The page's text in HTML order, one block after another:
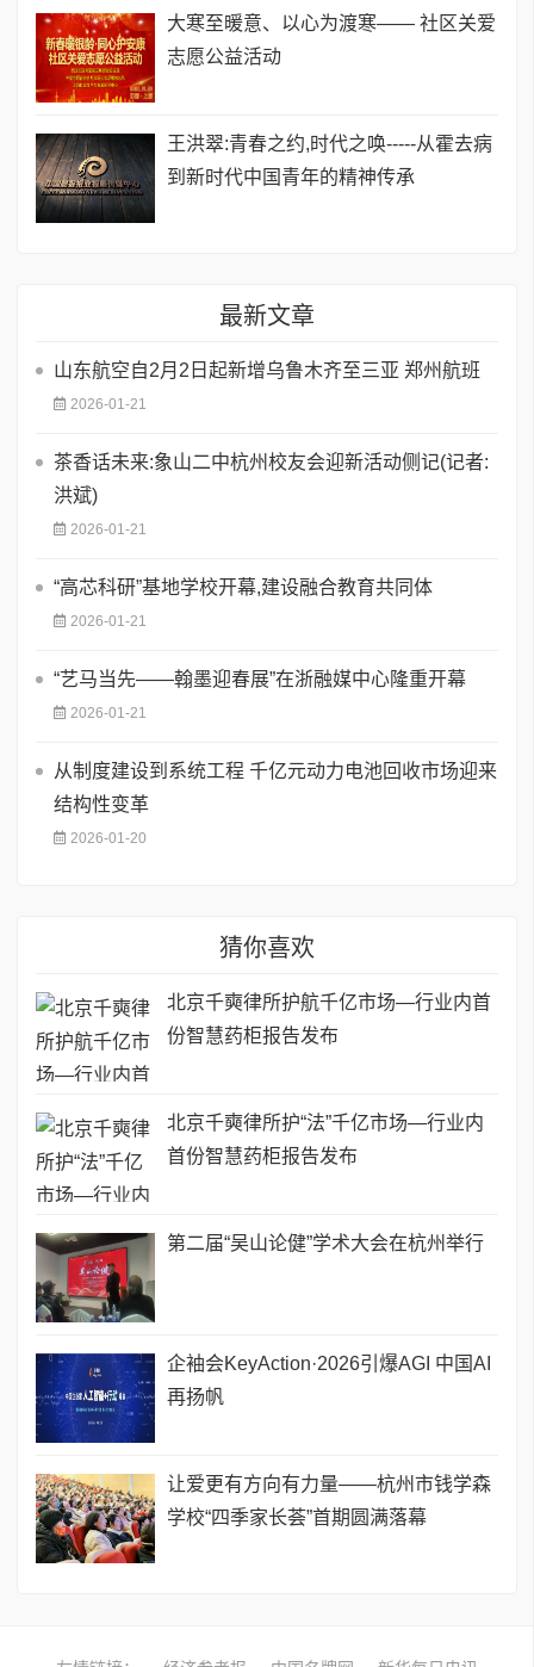
​大寒至暖意、以心为渡寒—— 社区关爱
志愿公益活动
王洪翠:青春之约,时代之唤-----从霍去病
到新时代中国青年的精神传承
最新文章
山东航空自2月2日起新增乌鲁木齐至三亚 郑州航班
2026-01-21
茶香话未来:象山二中杭州校友会迎新活动侧记(记者:
洪斌)
2026-01-21
“高芯科研”基地学校开幕,建设融合教育共同体
2026-01-21
“艺马当先——翰墨迎春展”在浙融媒中心隆重开幕
2026-01-21
从制度建设到系统工程 千亿元动力电池回收市场迎来
结构性变革
2026-01-20
猜你喜欢
北京千奭律所护航千亿市场—行业内首
份智慧药柜报告发布
北京千奭律所护“法”千亿市场—行业内
首份智慧药柜报告发布
第二届“吴山论健”学术大会在杭州举行
企袖会KeyAction·2026引爆AGI 中国AI
再扬帆
让爱更有方向有力量——杭州市钱学森
学校“四季家长荟”首期圆满落幕